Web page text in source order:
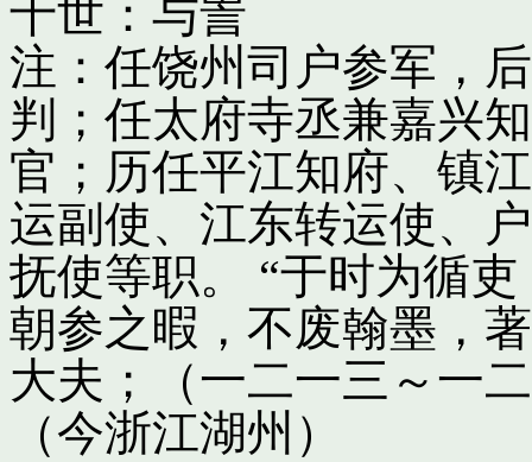
十世：与訔
注：任饶州司户参军，
判；任太府寺丞兼嘉兴
官；历任平江知府、镇
运副使、江东转运使、
抚使等职。 “于时为循
朝参之暇，不废翰墨，
大夫；（一二一三～一
（今浙江湖州）